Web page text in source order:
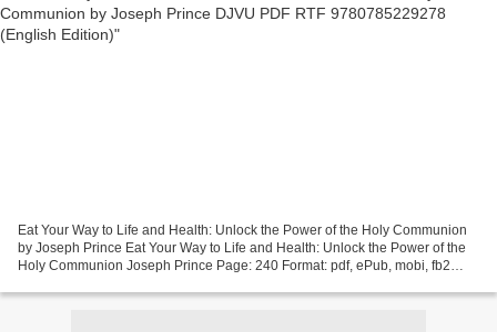
Eat Your Way to Life and Health: Unlock the Power of the Holy Communion
by Joseph Prince Eat Your Way to Life and Health: Unlock the Power of the
Holy Communion Joseph Prince Page: 240 Format: pdf, ePub, mobi, fb2